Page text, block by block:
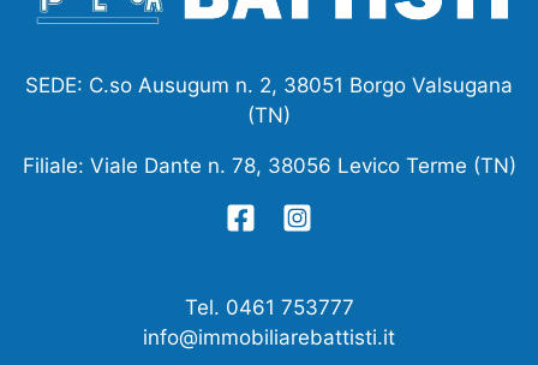
SEDE: C.so Ausugum n. 2, 38051 Borgo Valsugana
(TN)
Filiale: Viale Dante n. 78, 38056 Levico Terme (TN)
Tel. 0461 753777
info@immobiliarebattisti.it